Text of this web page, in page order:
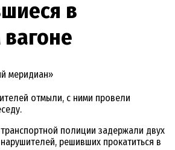
в
меридиан»
отмыли, с ними провели
полиции задержали двух
решивших прокатиться в